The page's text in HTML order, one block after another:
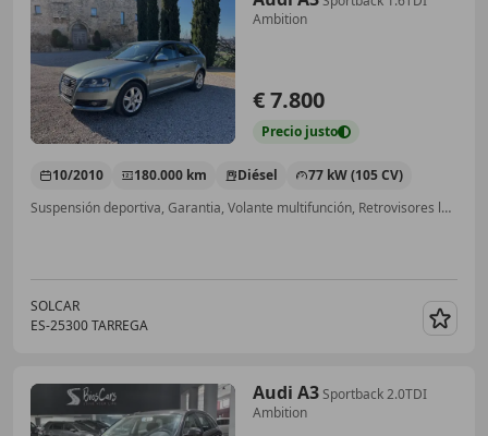
Ambition
€ 7.800
Precio justo
10/2010 180.000 km Diésel
77 kW (105 CV)
Suspensión deportiva, Garantia, Volante multifunción, Retrovisores laterales eléctricos, Ventanas tintadas, Llantas de aleación, Airbags laterales, ABS
SOLCAR
ES-25300 TARREGA
Audi A3Sportback 2.0TDI
Ambition